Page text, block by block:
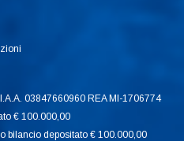
03847660960 REA MI-1706774
€ 100.000,00
bilancio depositato € 100.000,00